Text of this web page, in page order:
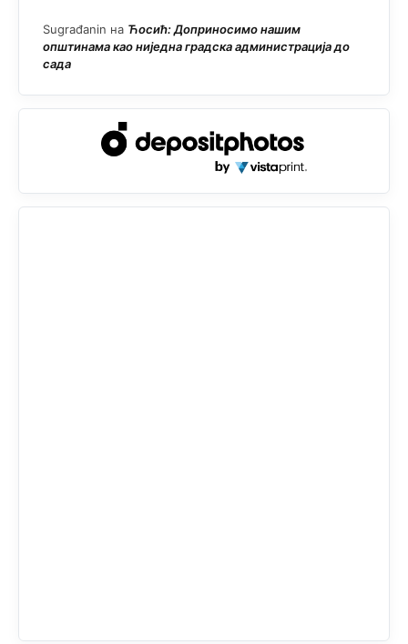
Sugrađanin на Ћосић: Доприносимо нашим
општинама као ниједна градска администрација до
сада